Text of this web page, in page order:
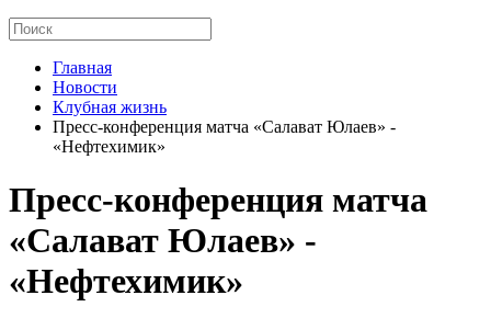
Главная
Новости
Клубная жизнь
Пресс-конференция матча «Салават Юлаев» -
«Нефтехимик»
Пресс-конференция матча
«Салават Юлаев» -
«Нефтехимик»